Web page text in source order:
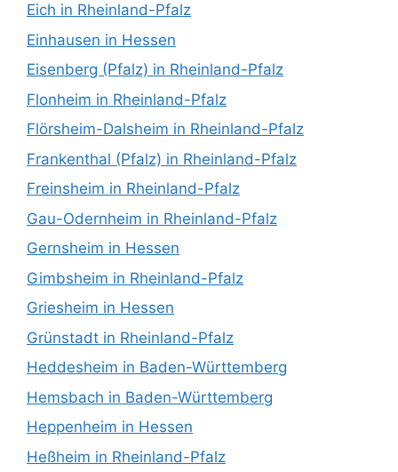
Eich in Rheinland-Pfalz
Einhausen in Hessen
Eisenberg (Pfalz) in Rheinland-Pfalz
Flonheim in Rheinland-Pfalz
Flörsheim-Dalsheim in Rheinland-Pfalz
Frankenthal (Pfalz) in Rheinland-Pfalz
Freinsheim in Rheinland-Pfalz
Gau-Odernheim in Rheinland-Pfalz
Gernsheim in Hessen
Gimbsheim in Rheinland-Pfalz
Griesheim in Hessen
Grünstadt in Rheinland-Pfalz
Heddesheim in Baden-Württemberg
Hemsbach in Baden-Württemberg
Heppenheim in Hessen
Heßheim in Rheinland-Pfalz